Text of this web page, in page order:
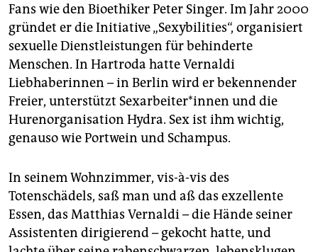
Fans wie den Bioethiker Peter Singer. Im Jahr 2000
gründet er die Initiative „Sexybilities“, organisiert
sexuelle Dienstleistungen für behinderte
Menschen. In Hartroda hatte Vernaldi
Liebhaberinnen – in Berlin wird er bekennender
Freier, unterstützt Sexarbeiter*innen und die
Hurenorganisation Hydra. Sex ist ihm wichtig,
genauso wie Portwein und Schampus.
In seinem Wohnzimmer, vis-à-vis des
Totenschädels, saß man und aß das exzellente
Essen, das Matthias Vernaldi – die Hände seiner
Assistenten dirigierend – gekocht hatte, und